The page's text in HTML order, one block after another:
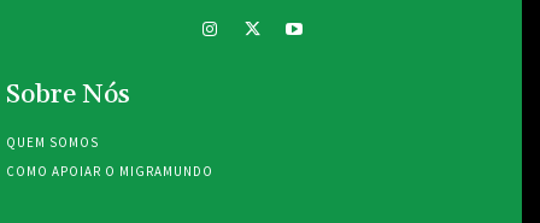
Sobre Nós
QUEM SOMOS
COMO APOIAR O MIGRAMUNDO